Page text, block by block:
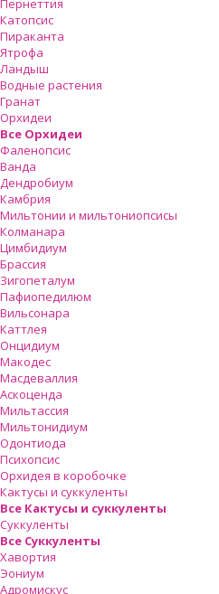
Пернеттия
Катопсис
Пираканта
Ятрофа
Ландыш
Водные растения
Гранат
Орхидеи
Все Орхидеи
Фаленопсис
Ванда
Дендробиум
Камбрия
Мильтонии и мильтониопсисы
Колманара
Цимбидиум
Брассия
Зигопеталум
Пафиопедилюм
Вильсонара
Каттлея
Онцидиум
Макодес
Масдеваллия
Аскоценда
Мильтассия
Мильтонидиум
Одонтиода
Психопсис
Орхидея в коробочке
Кактусы и суккуленты
Все Кактусы и суккуленты
Суккуленты
Все Суккуленты
Хавортия
Эониум
Адромискус